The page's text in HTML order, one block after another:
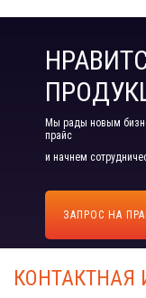
Мы рады новым
прайс
и начнем
ЗАПРОС НА